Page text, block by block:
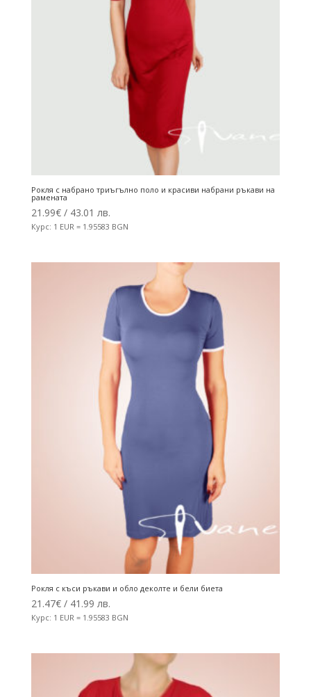
Рокля с набрано триъгълно поло и красиви набрани ръкави на
рамената
21.99€/ 43.01 лв.
Курс: 1 EUR = 1.95583 BGN
Рокля с къси ръкави и обло деколте и бели биета
21.47€/ 41.99 лв.
Курс: 1 EUR = 1.95583 BGN